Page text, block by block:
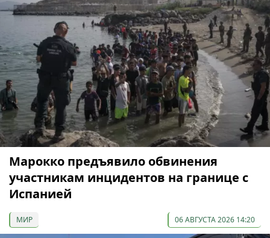
Марокко предъявило обвинения
участникам инцидентов на границе с
Испанией
МИР 06 АВГУСТА 2026 14:20